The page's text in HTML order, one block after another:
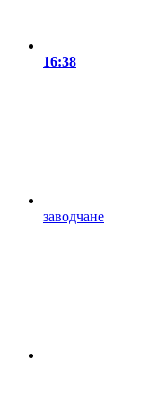
16:38
заводчане